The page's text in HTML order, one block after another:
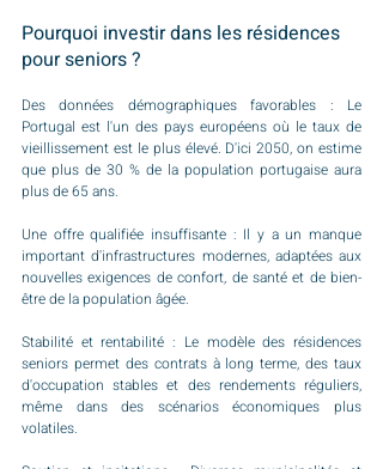
Pourquoi investir dans les résidences
pour seniors ?
Des données démographiques favorables : Le
Portugal est l'un des pays européens où le taux de
vieillissement est le plus élevé. D'ici 2050, on estime
que plus de 30 % de la population portugaise aura
plus de 65 ans.
Une offre qualifiée insuffisante : Il y a un manque
important d'infrastructures modernes, adaptées aux
nouvelles exigences de confort, de santé et de bien-
être de la population âgée.
Stabilité et rentabilité : Le modèle des résidences
seniors permet des contrats à long terme, des taux
d'occupation stables et des rendements réguliers,
même dans des scénarios économiques plus
volatiles.